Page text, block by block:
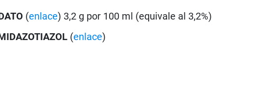
(enlace) 3,2 g por 100 ml (equivale al 3,2%)
(enlace)